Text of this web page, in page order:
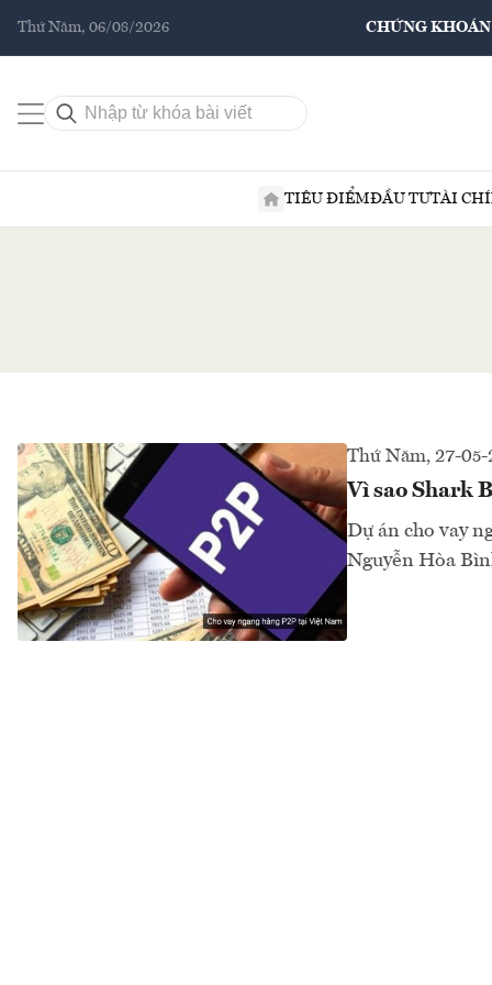
Thứ Năm, 06/08/2026 CHỨNG KHOÁN
TIÊU ĐIỂMĐẦU TƯTÀI
Thứ Năm, 27-05-
Vì sao Shark
Dự án cho vay
Nguyễn Hòa